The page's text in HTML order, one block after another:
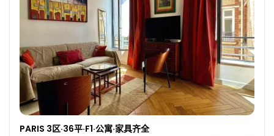
PARIS 3区·36平·F1·公寓·家具齐全